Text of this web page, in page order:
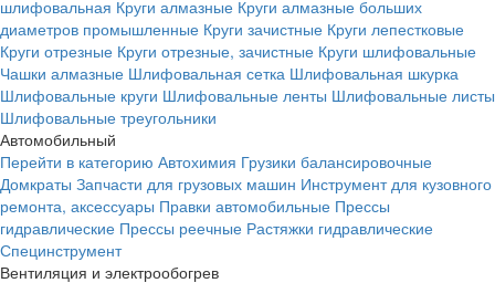
шлифовальная Круги алмазные Круги алмазные больших
диаметров промышленные Круги зачистные Круги лепестковые
Круги отрезные Круги отрезные, зачистные Круги шлифовальные
Чашки алмазные Шлифовальная сетка Шлифовальная шкурка
Шлифовальные круги Шлифовальные ленты Шлифовальные листы
Шлифовальные треугольники
Автомобильный
Перейти в категорию Автохимия Грузики балансировочные
Домкраты Запчасти для грузовых машин Инструмент для кузовного
ремонта, аксессуары Правки автомобильные Прессы
гидравлические Прессы реечные Растяжки гидравлические
Специнструмент
Вентиляция и электрообогрев